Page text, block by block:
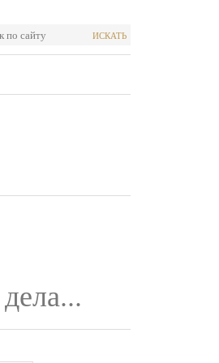
ИСКАТЬ